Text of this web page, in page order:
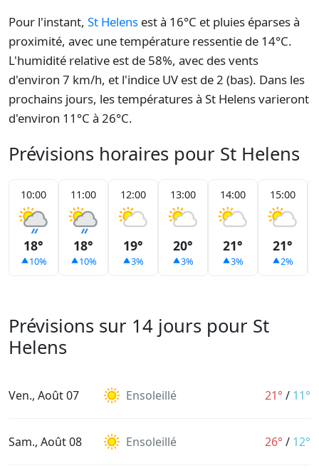
Pour l'instant, St Helens est à 16°C et pluies éparses à
proximité, avec une température ressentie de 14°C.
L'humidité relative est de 58%, avec des vents
d'environ 7 km/h, et l'indice UV est de 2 (bas). Dans les
prochains jours, les températures à St Helens varieront
d'environ 11°C à 26°C.
Prévisions horaires pour St Helens
10:00
18°
10%
11:00
18°
10%
12:00
19°
3%
13:00
20°
3%
14:00
21°
3%
15:00
21°
2%
Prévisions sur 14 jours pour St
Helens
Ven., Août 07 Ensoleillé 21° / 11°
Sam., Août 08 Ensoleillé 26° / 12°